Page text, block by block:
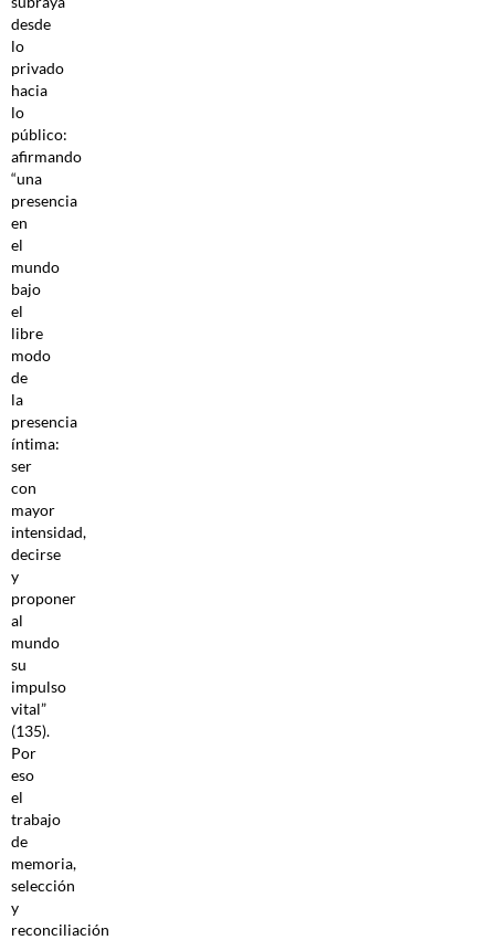
desde
lo
privado
hacia
lo
público:
afirmando
“una
presencia
en
el
mundo
bajo
el
libre
modo
de
la
presencia
íntima:
ser
con
mayor
intensidad,
decirse
y
proponer
al
mundo
su
impulso
vital”
(135).
Por
eso
el
trabajo
de
memoria,
selección
y
reconciliación